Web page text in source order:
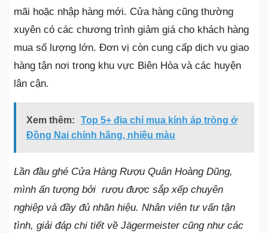
mãi hoặc nhập hàng mới. Cửa hàng cũng thường
xuyên có các chương trình giảm giá cho khách hàng
mua số lượng lớn. Đơn vị còn cung cấp dịch vụ giao
hàng tận nơi trong khu vực Biên Hòa và các huyện
lân cận.
Xem thêm:
Top 5+ địa chỉ mua kính áp tròng ở
Đồng Nai chính hãng, nhiều màu
Lần đầu ghé Cửa Hàng Rượu Quân Hoàng Dũng,
mình ấn tượng bởi rượu được sắp xếp chuyên
nghiệp và đầy đủ nhãn hiệu. Nhân viên tư vấn tận
tình, giải đáp chi tiết về Jägermeister cũng như các